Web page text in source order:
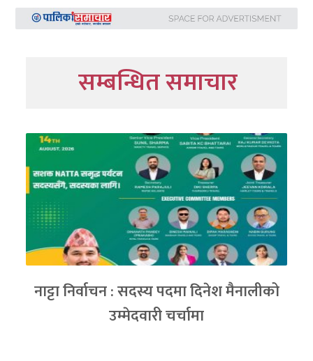
सम्बन्धित समाचार
नाट्टा निर्वाचन : सदस्य पदमा दिनेश मैनालीको
उम्मेदवारी चर्चामा